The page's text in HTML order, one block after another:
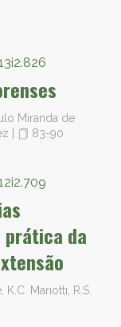
Miranda de
83-90
prática da
Mariotti, R.S.